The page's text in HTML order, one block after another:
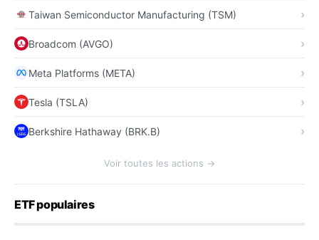
Taiwan Semiconductor Manufacturing (TSM)
Broadcom (AVGO)
Meta Platforms (META)
Tesla (TSLA)
Berkshire Hathaway (BRK.B)
Voir toutes les actions →
ETF populaires